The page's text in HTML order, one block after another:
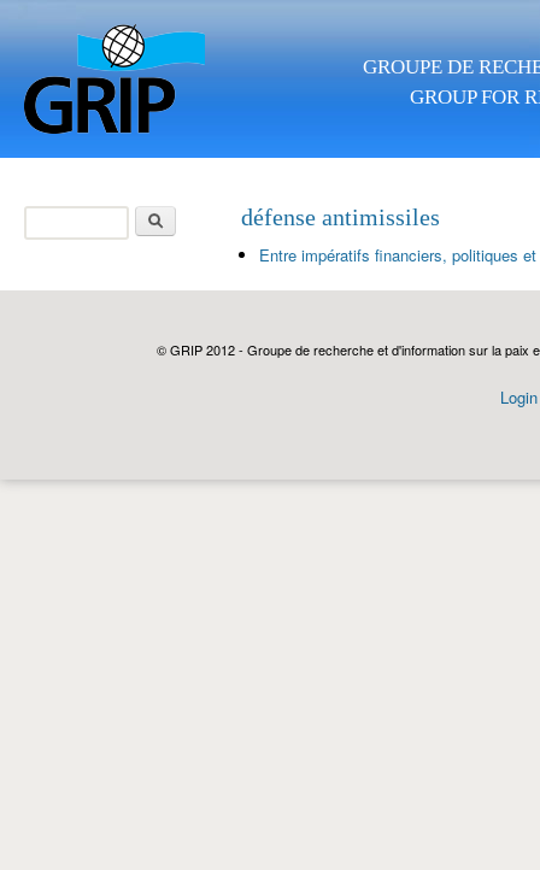
GROUPE DE
GROUP FOR
défense antimissiles
Entre impératifs financiers, politiques
Formulaire de
© GRIP 2012 - Groupe de recherche et d'information sur la paix
Login